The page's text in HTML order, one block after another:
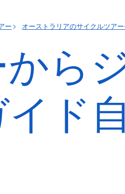
ー オーストラリアのサイクルツアー
ら
ド